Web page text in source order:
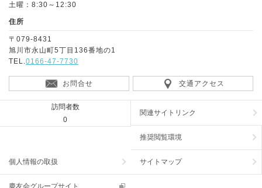
土曜：8:30～12:30
住所
〒079-8431
旭川市永山町5丁目136番地の1
TEL.0166-47-7730
お問合せ 交通アクセス
訪問者数
0
関連サイトリンク
推奨閲覧環境
個人情報の取扱 サイトマップ
慶友会グループサイト